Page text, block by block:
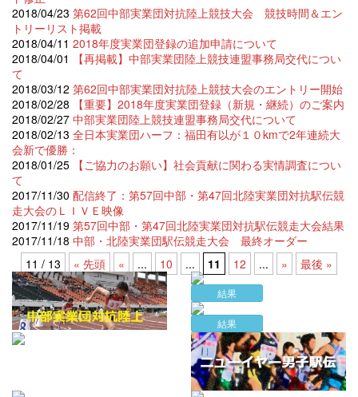
2018/04/23 第62回中部実業団対抗陸上競技大会 競技時間＆エン
トリーリスト掲載
2018/04/11 2018年度実業団登録の追加申請について
2018/04/01
【再掲載】中部実業団陸上競技連盟事務局交代につい
て
2018/03/12 第62回中部実業団対抗陸上競技大会のエントリー開始
2018/02/28
【重要】2018年度実業団登録（新規・継続）のご案内
2018/02/27 中部実業団陸上競技連盟事務局交代について
2018/02/13 全日本実業団ハーフ：福田有以が１０kmで2年連続大
会新で優勝：
2018/01/25 【ご協力のお願い】社会貢献に関わる実情調査につい
て
2017/11/30 配信終了：第57回中部・第47回北陸実業団対抗駅伝競
走大会のＬＩＶＥ映像
2017/11/19 第57回中部・第47回北陸実業団対抗駅伝競走大会結果
2017/11/18 中部・北陸実業団駅伝競走大会 最終オーダー
11 / 13
« 先頭 « ... 10 ... 11 12 ... » 最後 »
結果
結果